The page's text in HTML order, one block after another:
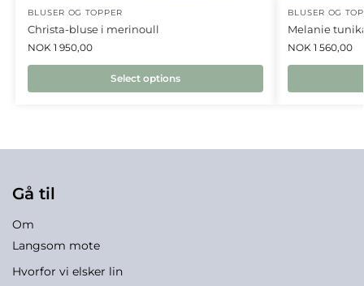
BLUSER OG TOPPER
Christa-bluse i merinoull
NOK1 950,00
Select options
BLUSER OG
Melanie
NOK1 560,00
Gå til
Om
Langsom mote
Hvorfor vi elsker lin